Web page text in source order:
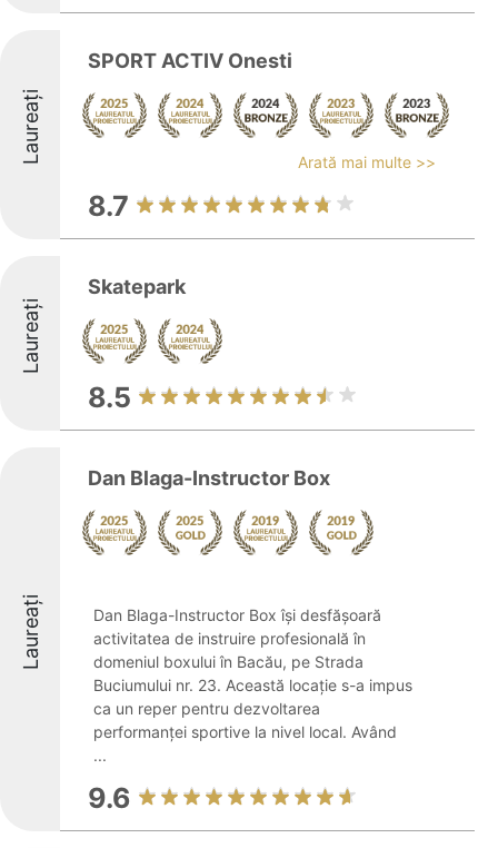
Laureați
SPORT ACTIV Onesti
Arată mai multe >>
8.7
Laureați
Skatepark
8.5
Laureați
Dan Blaga-Instructor Box
Dan Blaga-Instructor Box își desfășoară
activitatea de instruire profesională în
domeniul boxului în Bacău, pe Strada
Buciumului nr. 23. Această locație s-a impus
ca un reper pentru dezvoltarea
performanței sportive la nivel local. Având
...
9.6